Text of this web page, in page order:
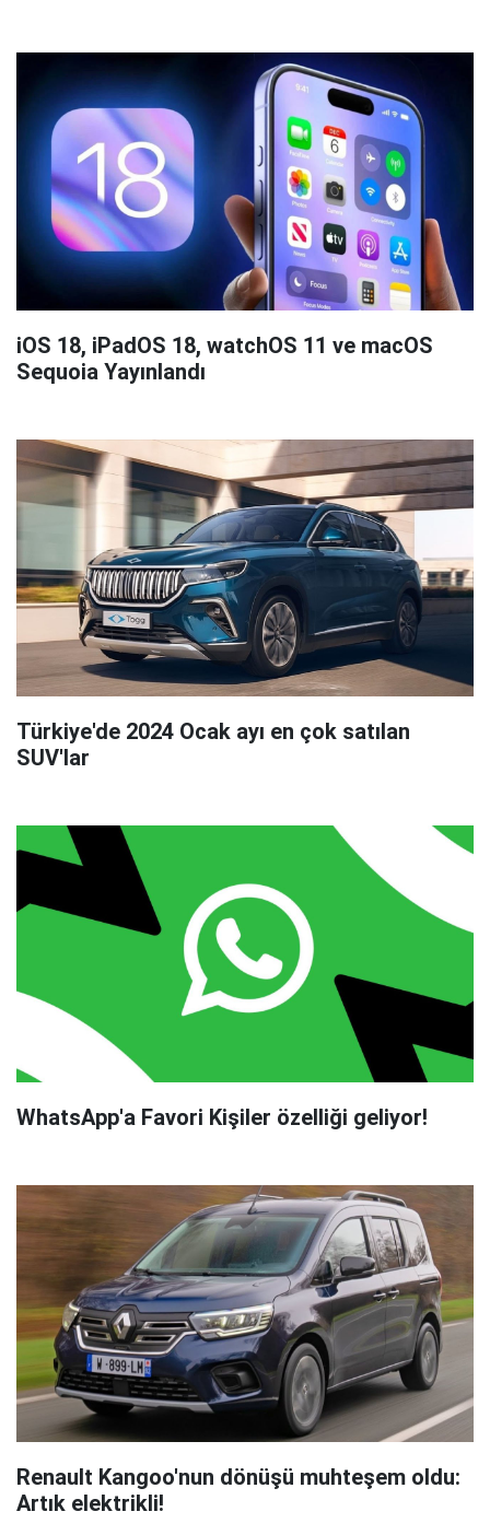
iOS 18, iPadOS 18, watchOS 11 ve macOS
Sequoia Yayınlandı
Türkiye'de 2024 Ocak ayı en çok satılan
SUV'lar
WhatsApp'a Favori Kişiler özelliği geliyor!
Renault Kangoo'nun dönüşü muhteşem oldu:
Artık elektrikli!